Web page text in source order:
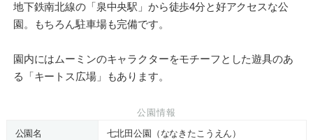
地下鉄南北線の「泉中央駅」から徒歩4分と好アクセスな公
園。もちろん駐車場も完備です。
園内にはムーミンのキャラクターをモチーフとした遊具のあ
る「キートス広場」もあります。
公園情報
公園名
七北田公園（ななきたこうえん）